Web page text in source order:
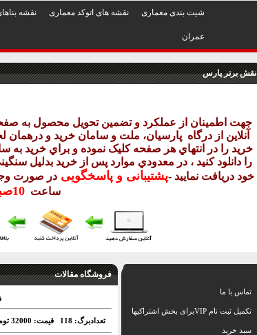
شيت بندی معماری نقشه های اتوکد معماری نقشه
عمران
نقش برتر پارس
جهت اطمينان از عملکرد و تضمين تحويل محصول به
آنلاين از درگاه پارسيان، ملت و سامان خريد و درهمان
خريد را در انتهاي هر صفحه کليک نموده و براي خريد به
را دانلود کنيد ، در معدودي موارد پس از خريد بدليل
خود دريافت نماييد -پشتيبانی و پاسخگويی در صورت
ساعت 10
فروشگاه مقالات
تعدادبرگ: 118 قیمت: 32000 تومان
تماس با ما
تکمیل ثبت نام VIPبرای بخش اشتراکیها
سبد خرید